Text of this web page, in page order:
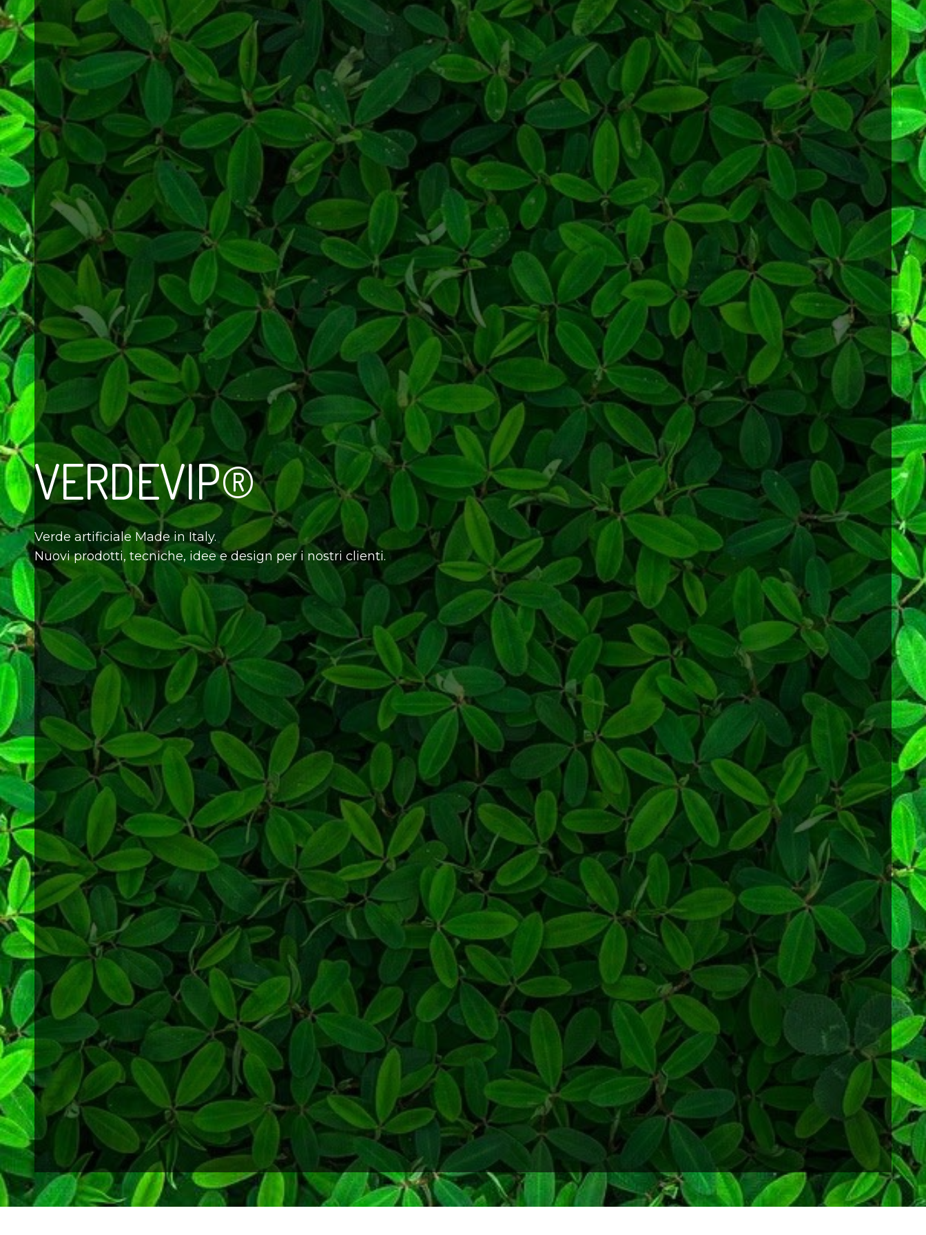
Podocarpus Quercia Rose Salice Sanseveria Schefflera
Yucca Zamioculcas
VERDEVIP®
Verde artificiale Made in Italy.
Nuovi prodotti, tecniche, idee e design per i nostri clienti.